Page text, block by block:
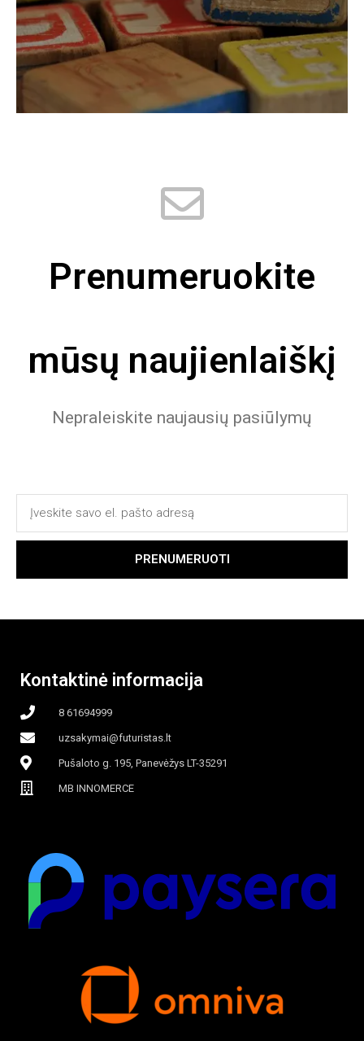
Prenumeruokite
mūsų naujienlaiškį
Nepraleiskite naujausių pasiūlymų
PRENUMERUOTI
Kontaktinė informacija
8 61694999
uzsakymai@futuristas.lt
Pušaloto g. 195, Panevėžys LT-35291
MB INNOMERCE